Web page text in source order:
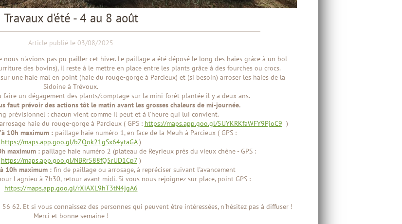
Travaux d'été - 4 au 8 août
Article publié le 03/08/2025
nous n'avions pas pu pailler cet hiver. Le paillage a été déposé le long des haies grâce à un bol
des bovins), il reste à le mettre en place entre les plants grâce à des fourches ou crocs.
une haie mal en point (haie du rouge-gorge à Parcieux) et (si besoin) arroser les haies de la
Sidoine à Trévoux.
un dégagement des plants/comptage sur la mini-forêt plantée il y a deux ans.
faut prévoir des actions tôt le matin avant les grosses chaleurs de mi-journée.
prévisionnel : chacun vient comme il peut et à l'heure qui lui convient.
haie du rouge-gorge à Parcieux ( GPS : https://maps.app.goo.gl/5UYKRKfaWFY9PjoC9 )
10h maximum : paillage haie numéro 1, en face de la Meuh à Parcieux ( GPS :
https://maps.app.goo.gl/bZQok21gSx64ytaGA)
maximum : paillage haie numéro 2 (plateau de Reyrieux près du vieux chêne - GPS :
https://maps.app.goo.gl/NBRr588fQ5rUD1Cp7)
10h maximum : fin de paillage ou arrosage, à repréciser suivant l'avancement
Lagnieu à 7h30, retour avant midi. Si vous nous rejoignez sur place, point GPS :
https://maps.app.goo.gl/rXiAXL9hT3tN4jgA6
62. Et si vous connaissez des personnes qui peuvent être intéressées, n'hésitez pas à diffuser !
Merci et bonne semaine !